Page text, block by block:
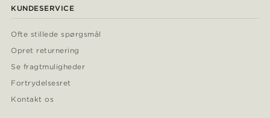
KUNDESERVICE
Ofte stillede spørgsmål
Opret returnering
Se fragtmuligheder
Fortrydelsesret
Kontakt os